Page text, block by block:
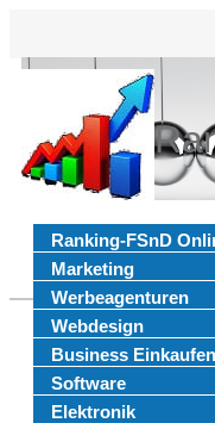
Ranking-FSnD
Marketing
Werbeagenturen
Webdesign
Business Einkaufen
Software
Elektronik